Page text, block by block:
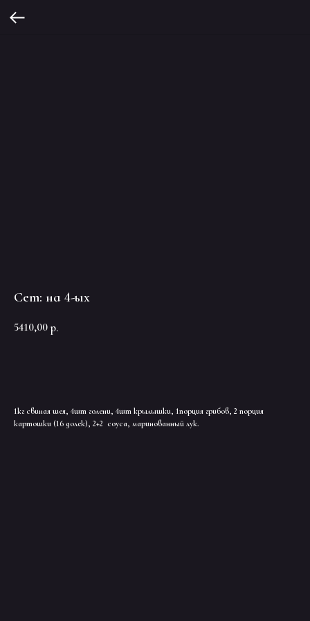
Сет: на 4-ых
5410,00 р.
1кг свиная шея, 4шт голени, 4шт крылышки, 1порция грибов, 2 порция
картошки (16 долек), 2+2 соуса, маринованный лук.